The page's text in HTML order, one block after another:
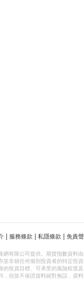
服務條款 私隱條款 免責
網有限公司提供。期貨指數資料
非就任何個別投資者的特定投
投資目標、可承受的風險程度
，但並不保證資料絕對無誤，資